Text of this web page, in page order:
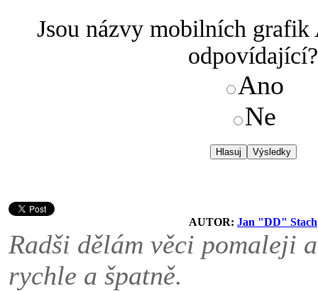
Jsou názvy mobilních grafik
odpovídající?
Ano
Ne
Hlasuj Výsledky
AUTOR: Jan "DD" Stach
Radši dělám věci pomaleji
rychle a špatně.